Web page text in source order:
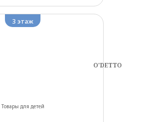
3 этаж
O'DETTO
Товары для детей